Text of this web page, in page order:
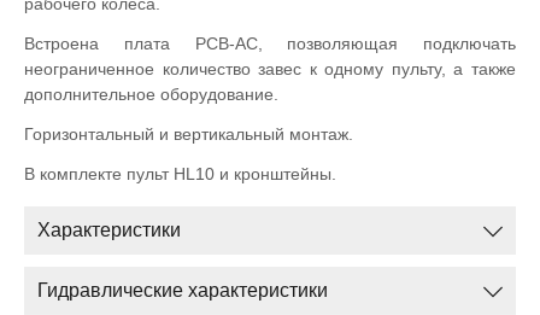
Встроена плата PCB-AC, позволяющая подключать
неограниченное количество завес к одному пульту, а также
дополнительное оборудование.
Горизонтальный и вертикальный монтаж.
В комплекте пульт HL10 и кронштейны.
Характеристики
Гидравлические характеристики